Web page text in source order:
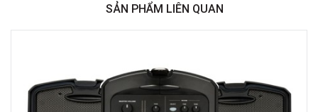
Việt Thương Music - 369 Điện Biên Phủ
Việt Thương Music - Crescent Mall
6F-01 Tầng 6 Trung Tâm Thương Mại Crescent Mall, 101 Tôn Dật Tiên,
Phường Tân Mỹ, TPHCM, Quận 7, Hồ Chí Minh
SẢN PHẨM LIÊN QUAN